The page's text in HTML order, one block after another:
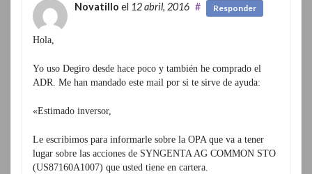
Novatillo el 12 abril, 2016 # Responder
Hola,
Yo uso Degiro desde hace poco y también he comprado el
ADR. Me han mandado este mail por si te sirve de ayuda:
«Estimado inversor,
Le escribimos para informarle sobre la OPA que va a tener
lugar sobre las acciones de SYNGENTA AG COMMON STO
(US87160A1007) que usted tiene en cartera.